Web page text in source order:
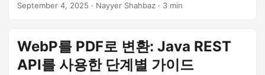
September 4, 2025 · Nayyer Shahbaz · 3 min
WebP를 PDF로 변환: Java REST
API를 사용한 단계별 가이드